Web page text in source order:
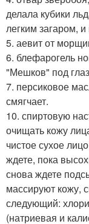
делала кубики
легким загаром,
5. аевит от
6. блефарогель
"Мешков" под
7. персиковое
смягчает.
10. спиртовую
очищать кожу
чистое сухое
ждете, пока
снова ждете
массируют кожу,
следующий:
(натриевая и